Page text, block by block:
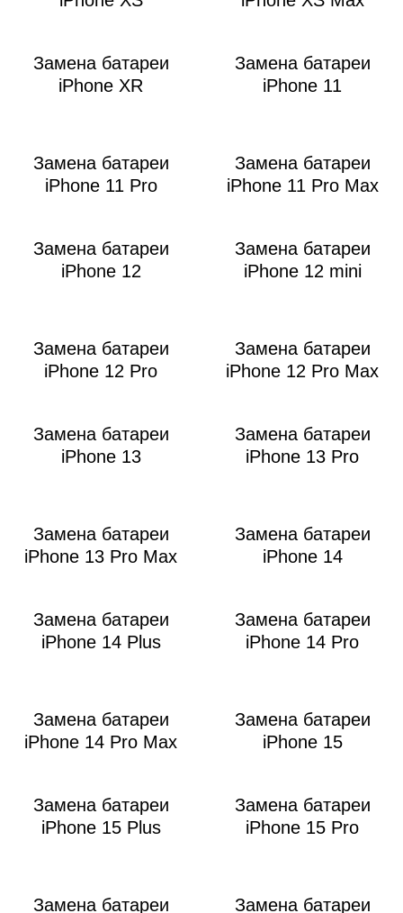
Замена батареи
iPhone XR
Замена батареи
iPhone 11
Замена батареи
iPhone 11 Pro
Замена батареи
iPhone 11 Pro Max
Замена батареи
iPhone 12
Замена батареи
iPhone 12 mini
Замена батареи
iPhone 12 Pro
Замена батареи
iPhone 12 Pro Max
Замена батареи
iPhone 13
Замена батареи
iPhone 13 Pro
Замена батареи
iPhone 13 Pro Max
Замена батареи
iPhone 14
Замена батареи
iPhone 14 Plus
Замена батареи
iPhone 14 Pro
Замена батареи
iPhone 14 Pro Max
Замена батареи
iPhone 15
Замена батареи
iPhone 15 Plus
Замена батареи
iPhone 15 Pro
Замена батареи
Замена батареи